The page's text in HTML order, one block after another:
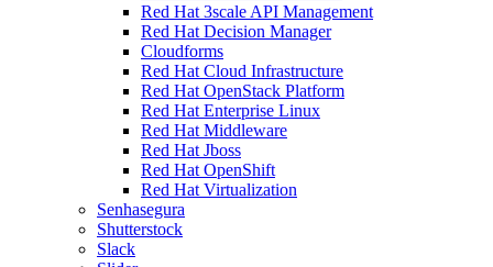
Red Hat 3scale API Management
Red Hat Decision Manager
Cloudforms
Red Hat Cloud Infrastructure
Red Hat OpenStack Platform
Red Hat Enterprise Linux
Red Hat Middleware
Red Hat Jboss
Red Hat OpenShift
Red Hat Virtualization
Senhasegura
Shutterstock
Slack